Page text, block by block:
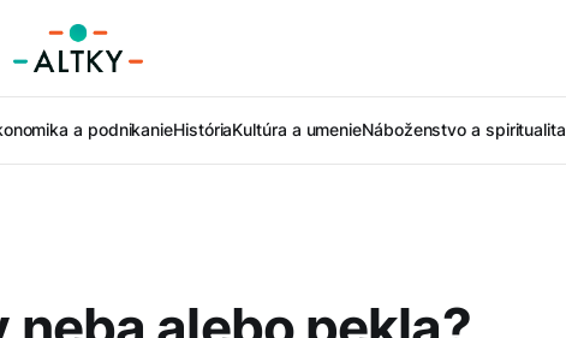
a podnikanieHistóriaKultúra a umenieNáboženstvo a spiritualita